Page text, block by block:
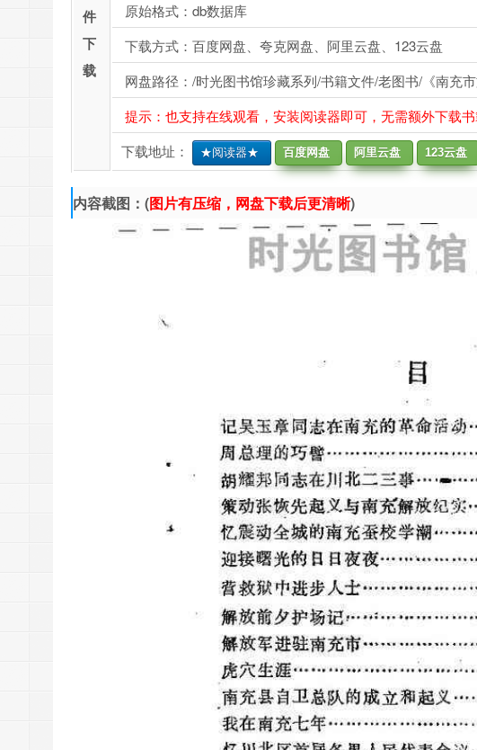
件
下
载
原始格式：db数据库
下载方式：百度网盘、夸克网盘、阿里云盘、123云盘
网盘路径：/时光图书馆珍藏系列/书籍文件/老图书/《南充
提示：也支持在线观看，安装阅读器即可，无需额外下载书
下载地址：
★阅读器★ 百度网盘 阿里云盘 123云盘
内容截图：(图片有压缩，网盘下载后更清晰)